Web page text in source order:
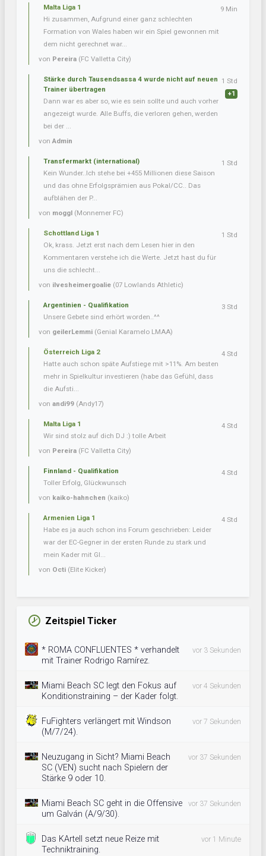
Malta Liga 1
Hi zusammen, Aufgrund einer ganz schlechten
Formation von Wales haben wir ein Spiel gewonnen mit
dem nicht gerechnet war...
von Pereira (FC Valletta City)
9 Min
Stärke durch Tausendsassa 4 wurde nicht auf neuen
Trainer übertragen
Dann war es aber so, wie es sein sollte und auch vorher
angezeigt wurde. Alle Buffs, die verloren gehen, werden
bei der ...
vonAdmin
1 Std
+1
Transfermarkt (international)
Kein Wunder..Ich stehe bei +455 Millionen diese Saison
und das ohne Erfolgsprämien aus Pokal/CC.. Das
aufblähen der P...
von moggl (Monnemer FC)
1 Std
Schottland Liga 1
Ok, krass. Jetzt erst nach dem Lesen hier in den
Kommentaren verstehe ich die Werte. Jetzt hast du für
uns die schlecht...
von ilvesheimergoalie (07 Lowlands Athletic)
1 Std
Argentinien - Qualifikation
Unsere Gebete sind erhört worden..^^
von geilerLemmi (Genial Karamelo LMAA)
3 Std
Österreich Liga 2
Hatte auch schon späte Aufstiege mit >11%. Am besten
mehr in Spielkultur investieren (habe das Gefühl, dass
die Aufsti...
von andi99 (Andy17)
4 Std
Malta Liga 1
Wir sind stolz auf dich DJ :) tolle Arbeit
von Pereira (FC Valletta City)
4 Std
Finnland - Qualifikation
Toller Erfolg, Glückwunsch
von kaiko-hahnchen (kaiko)
4 Std
Armenien Liga 1
Habe es ja auch schon ins Forum geschrieben: Leider
war der EC-Gegner in der ersten Runde zu stark und
mein Kader mit Gl...
von Octi (Elite Kicker)
4 Std
Zeitspiel Ticker
* ROMA CONFLUENTES * verhandelt
mit Trainer Rodrigo Ramírez.
vor 3 Sekunden
Miami Beach SC legt den Fokus auf
Konditionstraining – der Kader folgt.
vor 4 Sekunden
FuFighters verlängert mit Windson
(M/7/24).
vor 7 Sekunden
Neuzugang in Sicht? Miami Beach
SC (VEN) sucht nach Spielern der
Stärke 9 oder 10.
vor 37 Sekunden
Miami Beach SC geht in die Offensive
um Galván (A/9/30).
vor 37 Sekunden
Das KArtell setzt neue Reize mit
Techniktraining.
vor 1 Minute